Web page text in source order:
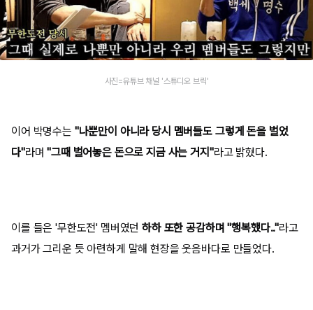
사진=유튜브 채널 '스튜디오 브릭'
이어 박명수는 "나뿐만이 아니라 당시 멤버들도 그렇게 돈을 벌었
다"라며"그때 벌어놓은 돈으로 지금 사는 거지"라고 밝혔다.
이를 들은 '무한도전' 멤버였던하하 또한 공감하며 "행복했다.."라고
과거가 그리운 듯 아련하게 말해 현장을 웃음바다로 만들었다.